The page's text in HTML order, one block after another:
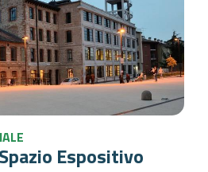
Espositivo